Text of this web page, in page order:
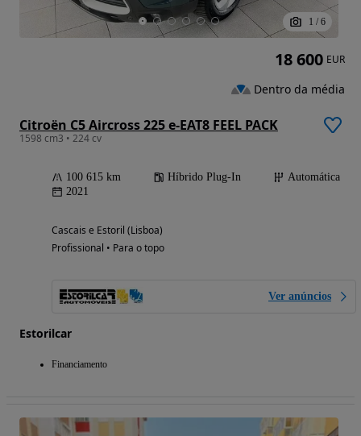
1 / 6
Citroën C5 Aircross 225 e-EAT8 FEEL PACK
1598 cm3 • 224 cv
100 615 km Híbrido Plug-In
Automática
2021
Cascais e Estoril (Lisboa)
Profissional • Para o topo
Ver anúncios
Estorilcar
Financiamento
18 600 EUR
Dentro da média